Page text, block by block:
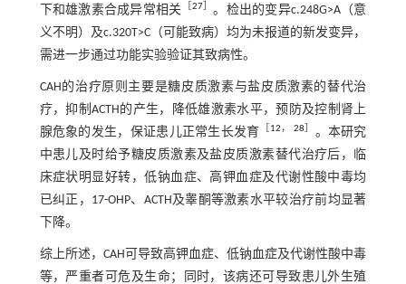
下和雄激素合成异常相关
27］ 。检出的变异c.248G>A（意
义不明）及c.320T>C（可能致病）均为未报道的新发变异，
需进一步通过功能实验验证其致病性。
CAH的治疗原则主要是糖皮质激素与盐皮质激素的替代治
疗，抑制ACTH的产生，降低雄激素水平，预防及控制肾上
腺危象的发生，保证患儿正常生长发育
12， 28
。本研究
中患儿及时给予糖皮质激素及盐皮质激素替代治疗后，临
床症状明显好转，低钠血症、高钾血症及代谢性酸中毒均
已纠正，17-OHP、ACTH及睾酮等激素水平较治疗前均显著
下降。
综上所述，CAH可导致高钾血症、低钠血症及代谢性酸中毒
等，严重者可危及生命；同时，该病还可导致患儿外生殖